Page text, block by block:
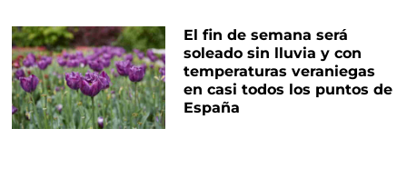
El fin de semana será
soleado sin lluvia y con
temperaturas veraniegas
en casi todos los puntos de
España